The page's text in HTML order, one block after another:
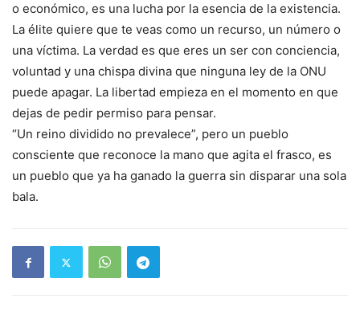
o económico, es una lucha por la esencia de la existencia.
La élite quiere que te veas como un recurso, un número o
una víctima. La verdad es que eres un ser con conciencia,
voluntad y una chispa divina que ninguna ley de la ONU
puede apagar. La libertad empieza en el momento en que
dejas de pedir permiso para pensar.
“Un reino dividido no prevalece”, pero un pueblo
consciente que reconoce la mano que agita el frasco, es
un pueblo que ya ha ganado la guerra sin disparar una sola
bala.